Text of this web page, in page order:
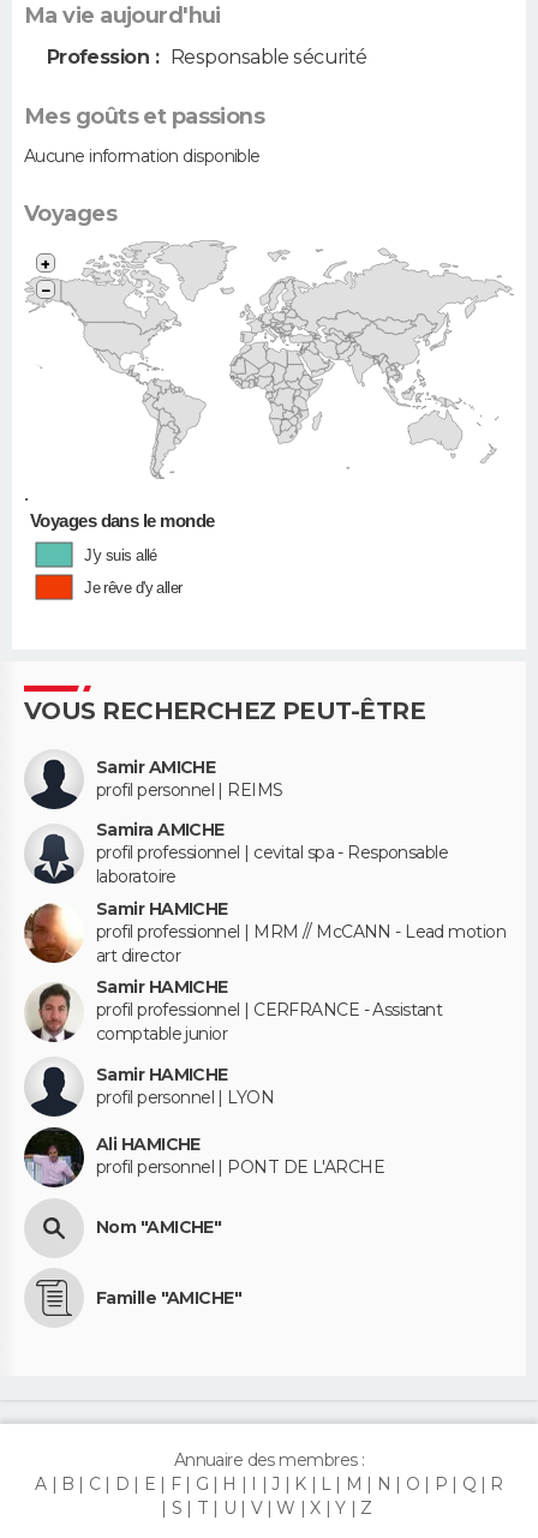
Ma vie aujourd'hui
Profession : Responsable sécurité
Mes goûts et passions
Aucune information disponible
Voyages
•
+
−
Voyages dans le monde
J'y suis allé
Je rêve d'y aller
VOUS RECHERCHEZ PEUT-ÊTRE
Samir AMICHE
profil personnel | REIMS
Samira AMICHE
profil professionnel | cevital spa - Responsable
laboratoire
Samir HAMICHE
profil professionnel | MRM // McCANN - Lead motion
art director
Samir HAMICHE
profil professionnel | CERFRANCE - Assistant
comptable junior
Samir HAMICHE
profil personnel | LYON
Ali HAMICHE
profil personnel | PONT DE L'ARCHE
Nom "AMICHE"
Famille "AMICHE"
Annuaire des membres :
A
B C D E F G H J K L M N O P Q
R
S
T U V W X Y Z